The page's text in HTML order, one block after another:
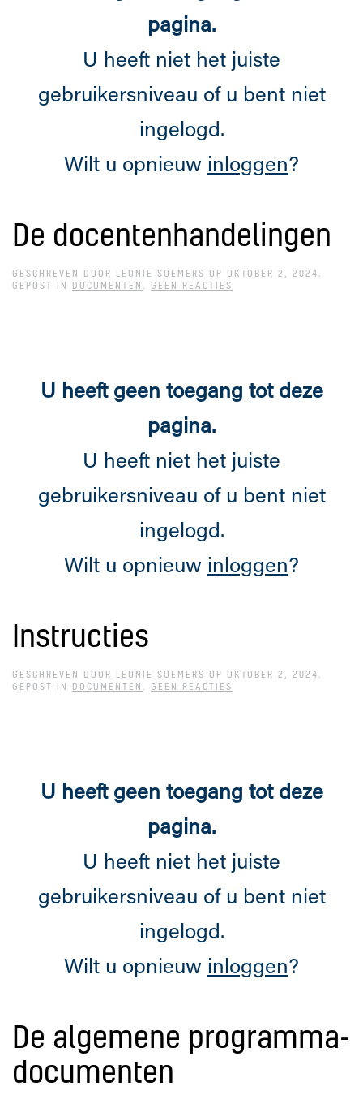
pagina.
U heeft niet het juiste
gebruikersniveau of u bent niet
ingelogd.
Wilt u opnieuw inloggen?
De docentenhandelingen
GESCHREVEN DOOR LEONIE SOEMERS OP OKTOBER 2, 2024 .
GEPOST IN
DOCUMENTEN . GEEN REACTIES
U heeft geen toegang tot deze
pagina.
U heeft niet het juiste
gebruikersniveau of u bent niet
ingelogd.
Wilt u opnieuw inloggen?
Instructies
GESCHREVEN DOOR LEONIE SOEMERS OP OKTOBER 2, 2024 .
GEPOST IN
DOCUMENTEN . GEEN REACTIES
U heeft geen toegang tot deze
pagina.
U heeft niet het juiste
gebruikersniveau of u bent niet
ingelogd.
Wilt u opnieuw inloggen?
De algemene programma-
documenten